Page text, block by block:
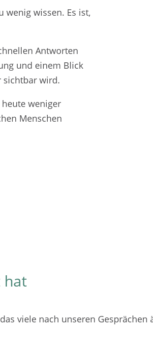
wenig wissen. Es ist,
Antworten
und einem Blick
sichtbar wird.
weniger
Menschen
hat
viele nach unseren Gesprächen